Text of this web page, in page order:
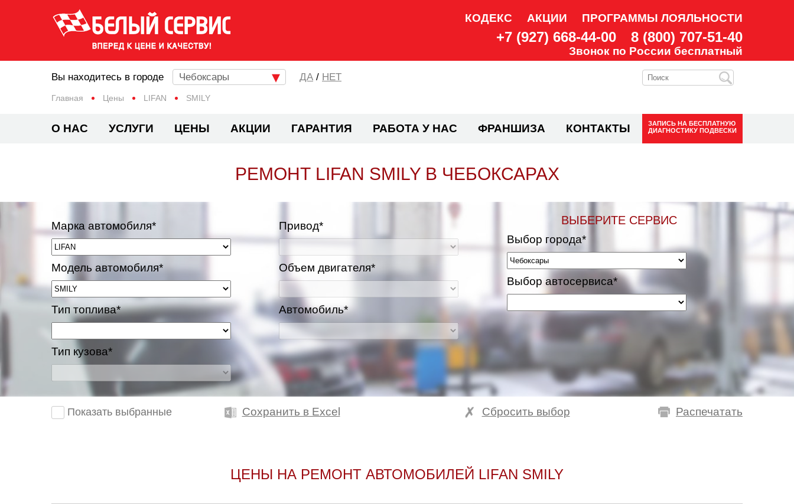
КОДЕКС АКЦИИ ПРОГРАММЫ ЛОЯЛЬНОСТИ
+7 (927) 668-44-00 8 (800) 707-51-40
Звонок по России бесплатный
Главная Цены LIFAN SMILY
Вы находитесь в городе Чебоксары / НЕТ
О НАС УСЛУГИ ЦЕНЫ АКЦИИ ГАРАНТИЯ РАБОТА У НАС ФРАНШИЗА КОНТАКТЫ ЗАПИСЬ НА БЕСПЛАТНУЮ
ДИАГНОСТИКУ ПОДВЕСКИ
РЕМОНТ LIFAN SMILY В ЧЕБОКСАРАХ
Марка автомобиля*
Модель автомобиля*
Тип топлива*
Тип кузова*
Привод*
Объем двигателя*
Автомобиль*
ВЫБЕРИТЕ СЕРВИС
Выбор города*
Выбор автосервиса*
Показать выбранные Сохранить в Excel Распечатать
Сбросить выбор
ЦЕНЫ НА РЕМОНТ АВТОМОБИЛЕЙ LIFAN SMILY